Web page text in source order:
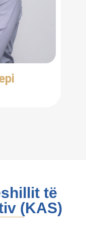
të
(KAS)